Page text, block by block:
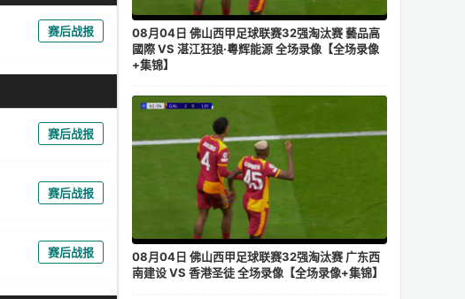
赛后战报
赛后战报
赛后战报
赛后战报
08月04日 佛山西甲足球联赛32强淘汰赛 藝品高
國際 VS 湛江狂狼·粵辉能源 全场录像【全场录像
+集锦】
08月04日 佛山西甲足球联赛32强淘汰赛 广东西
南建设 VS 香港圣徒 全场录像【全场录像+集锦】